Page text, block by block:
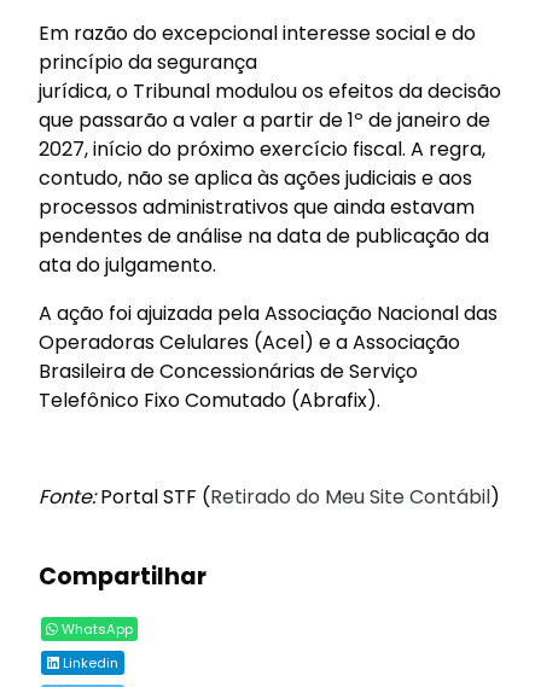
Em razão do excepcional interesse social e do
princípio da segurança
jurídica, o Tribunal modulou os efeitos da decisão
que passarão a valer a partir de 1º de janeiro de
2027, início do próximo exercício fiscal. A regra,
contudo, não se aplica às ações judiciais e aos
processos administrativos que ainda estavam
pendentes de análise na data de publicação da
ata do julgamento.
A ação foi ajuizada pela Associação Nacional das
Operadoras Celulares (Acel) e a Associação
Brasileira de Concessionárias de Serviço
Telefônico Fixo Comutado (Abrafix).
Fonte:Portal STF (Retirado do Meu Site Contábil)
Compartilhar
WhatsApp
Linkedin